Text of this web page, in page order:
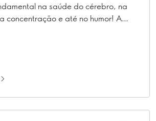
na saúde do cérebro, na
concentração e até no humor! A